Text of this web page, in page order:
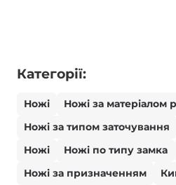
Категорії:
Ножі Ножі за матеріалом
Ножі за типом заточування
Ножі
Ножі по типу замка
Ножі за призначенням